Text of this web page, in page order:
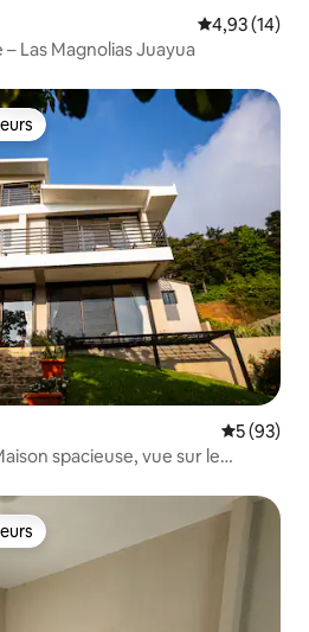
Note
4,93 (14)
Las Magnolias Juayua
parmi les plus aimés
Note
5 (93)
spacieuse, vue sur le
parmi les plus aimés